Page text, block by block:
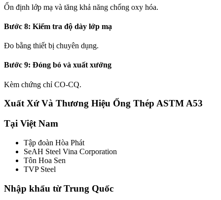
Ổn định lớp mạ và tăng khả năng chống oxy hóa.
Bước 8: Kiểm tra độ dày lớp mạ
Đo bằng thiết bị chuyên dụng.
Bước 9: Đóng bó và xuất xưởng
Kèm chứng chỉ CO-CQ.
Xuất Xứ Và Thương Hiệu Ống Thép ASTM A53
Tại Việt Nam
Tập đoàn Hòa Phát
SeAH Steel Vina Corporation
Tôn Hoa Sen
TVP Steel
Nhập khẩu từ Trung Quốc